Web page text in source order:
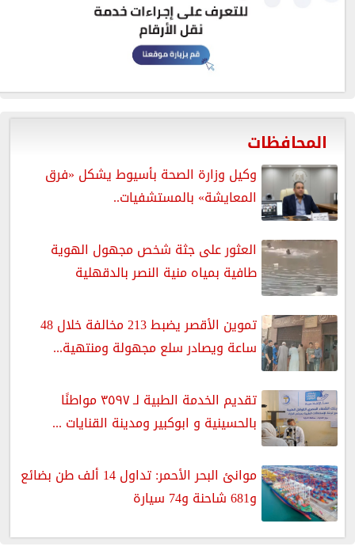
المحافظات
وكيل وزارة الصحة بأسيوط يشكل «فرق
المعايشة» بالمستشفيات..
العثور على جثة شخص مجهول الهوية
طافية بمياه منية النصر بالدقهلية
تموين الأقصر يضبط 213 مخالفة خلال 48
ساعة ويصادر سلع مجهولة ومنتهية...
تقديم الخدمة الطبية لـ ٣٥٩٧ مواطنًا
بالحسينية و ابوكبير ومدينة القنايات ...
موانئ البحر الأحمر: تداول 14 ألف طن بضائع
و681 شاحنة و74 سيارة